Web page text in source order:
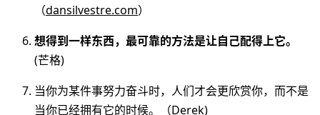
（dansilvestre.com）
想得到一样东西，最可靠的方法是让自己配得上它。
(芒格)
当你为某件事努力奋斗时，人们才会更欣赏你，而不是
当你已经拥有它的时候。（Derek)